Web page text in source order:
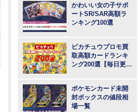
かわいい女の子サポ
ートSR/SAR高額ラ
ンキング100選
ピカチュウプロモ買
取高額カードランキ
ング200選【毎日更
ポケモンカード未開
封ボックスの値段相
場一覧